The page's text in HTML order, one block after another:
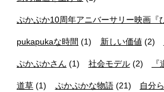
ぷかぷか10周年アニバーサリー映画『
pukapukaな時間 (1) 新しい価値 (2)
ぷかぷかさん (1) 社会モデル(2)
道草 (1) ぷかぷかな物語(21) 自分